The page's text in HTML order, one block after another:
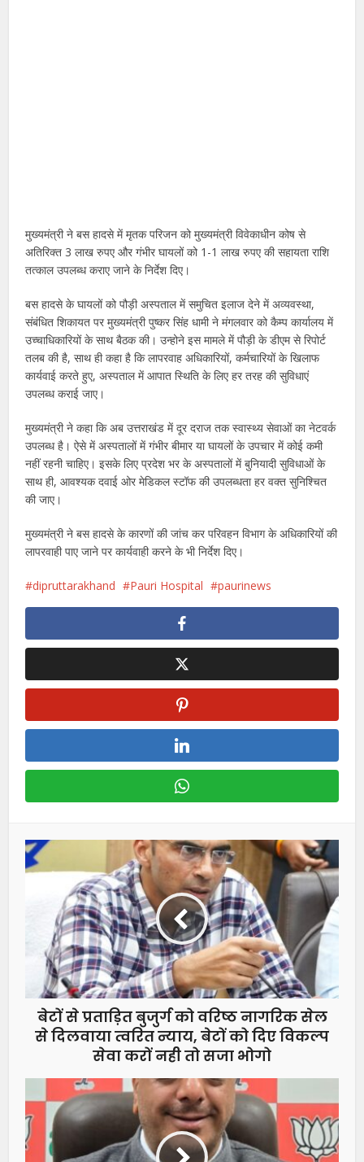
मुख्यमंत्री ने बस हादसे में मृतक परिजन को मुख्यमंत्री विवेकाधीन कोष से
अतिरिक्त 3 लाख रुपए और गंभीर घायलों को 1-1 लाख रुपए की सहायता राशि
तत्काल उपलब्ध कराए जाने के निर्देश दिए।
बस हादसे के घायलों को पौड़ी अस्पताल में समुचित इलाज देने में अव्यवस्था,
संबंधित शिकायत पर मुख्यमंत्री पुष्कर सिंह धामी ने मंगलवार को कैम्प कार्यालय में
उच्चाधिकारियों के साथ बैठक की। उन्होने इस मामले में पौड़ी के डीएम से रिपोर्ट
तलब की है, साथ ही कहा है कि लापरवाह अधिकारियों, कर्मचारियों के खिलाफ
कार्यवाई करते हुए, अस्पताल में आपात स्थिति के लिए हर तरह की सुविधाएं
उपलब्ध कराई जाए।
मुख्यमंत्री ने कहा कि अब उत्तराखंड में दूर दराज तक स्वास्थ्य सेवाओं का नेटवर्क
उपलब्ध है। ऐसे में अस्पतालों में गंभीर बीमार या घायलों के उपचार में कोई कमी
नहीं रहनी चाहिए। इसके लिए प्रदेश भर के अस्पतालों में बुनियादी सुविधाओं के
साथ ही, आवश्यक दवाई ओर मेडिकल स्टॉफ की उपलब्धता हर वक्त सुनिश्चित
की जाए।
मुख्यमंत्री ने बस हादसे के कारणों की जांच कर परिवहन विभाग के अधिकारियों की
लापरवाही पाए जाने पर कार्यवाही करने के भी निर्देश दिए।
dipruttarakhand Pauri Hospital paurinews
बेटों से प्रताड़ित बुजुर्ग को वरिष्ठ नागरिक सेल
से दिलवाया त्वरित न्याय, बेटों को दिए विकल्प
सेवा करों नही तो सजा भोगो